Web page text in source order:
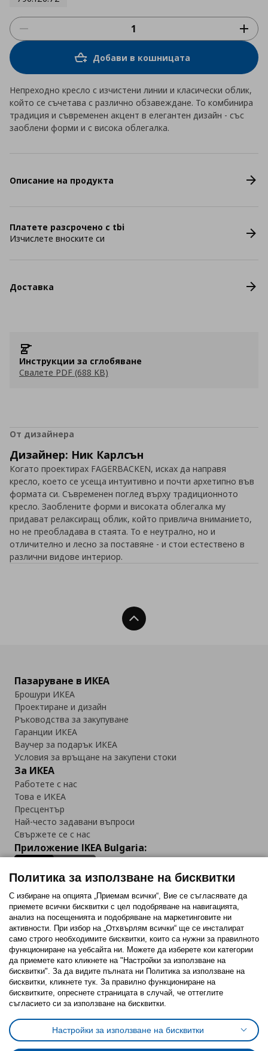
Добави в кошницата
Непреходно кресло с изчистени линии и класически облик,
който се съчетава с различно обзавеждане. То комбинира
традиция и съвременен акцент в елегантен дизайн - със
заоблени форми и с висока облегалка.
Описание на продукта
Платете разсрочено с tbi
Изчислете вноските си
Доставка
Инструкции за сглобяване
Свалете PDF (688 KB)
От дизайнера
Дизайнер: Ник Карлсън
Когато проектирах FAGERBACKEN, исках да направя
кресло, което се усеща интуитивно и почти архетипно във
формата си. Съвременен поглед върху традиционното
кресло. Заоблените форми и високата облегалка му
придават релаксиращ облик, който привлича вниманието,
но не преобладава в стаята. То е неутрално, но и
отличително и лесно за поставяне - и стои естествено в
различни видове интериор.
Нагоре
Пазаруване в ИКЕА
Брошури ИКЕА
Проектиране и дизайн
Ръководства за закупуване
Гаранции ИКЕА
Ваучер за подарък ИКЕА
Условия за връщане на закупени стоки
За ИКЕА
Работете с нас
Това е ИКЕА
Пресцентър
Най-често задавани въпроси
Свържете се с нас
Приложение IKEA Bulgaria:
Последвайте ни:
FacebookTwitterYoutubePinterestInstagram
Политика за използване на бисквитки (Cookies)
Избор на настройки за използване на бисквитки
Условия за ползване на ikea.bgОбща политика за личните данни
Политика за защита на личните данни на ikea.bg
Политика за използване на бисквитки
С избиране на опцията „Приемам всички“, Вие се съгласявате да
приемете всички бисквитки с цел подобряване на навигацията,
анализ на посещенията и подобряване на маркетинговите ни
активности. При избор на „Отхвърлям всички“ ще се инсталират
само строго необходимитe бисквитки, които са нужни за правилното
функциониране на уебсайта ни. Можете да изберете кои категории
да приемете като кликнете на "Настройки за използване на
бисквитки". За да видите пълната ни Политика за използване на
бисквитки, кликнете тук. За правилно функциониране на
бисквитките, опреснете страницата в случай, че оттеглите
съгласието си за използване на бисквитки.
Настройки за използване на бисквитки